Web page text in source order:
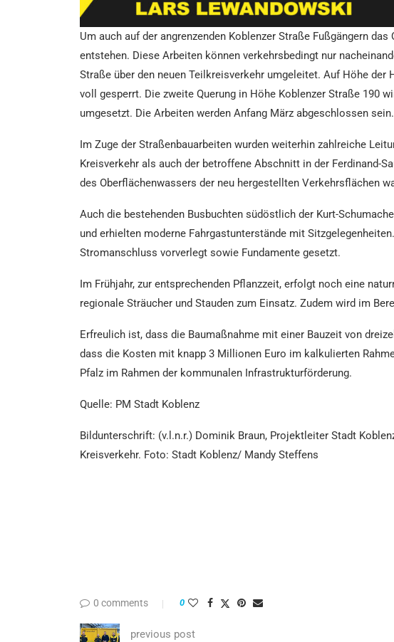
Um auch auf der angrenzenden Koblenzer Straße Fußgängern
entstehen. Diese Arbeiten können verkehrsbedingt nur
Straße über den neuen Teilkreisverkehr umgeleitet. Auf Höhe der
voll gesperrt. Die zweite Querung in Höhe Koblenzer Straße 190
umgesetzt. Die Arbeiten werden Anfang März abgeschlossen sein.
Im Zuge der Straßenbauarbeiten wurden weiterhin zahlreiche
Kreisverkehr als auch der betroffene Abschnitt in der Ferdinand-
des Oberflächenwassers der neu hergestellten Verkehrsflächen
Auch die bestehenden Busbuchten südöstlich der Kurt-
und erhielten moderne Fahrgastunterstände mit
Stromanschluss vorverlegt sowie Fundamente gesetzt.
Im Frühjahr, zur entsprechenden Pflanzzeit, erfolgt noch eine
regionale Sträucher und Stauden zum Einsatz. Zudem wird im
Erfreulich ist, dass die Baumaßnahme mit einer Bauzeit von
dass die Kosten mit knapp 3 Millionen Euro im kalkulierten
Pfalz im Rahmen der kommunalen Infrastrukturförderung.
Quelle: PM Stadt Koblenz
Bildunterschrift: (v.l.n.r.) Dominik Braun, Projektleiter Stadt
Kreisverkehr. Foto: Stadt Koblenz/ Mandy Steffens
0 comments 0
previous post